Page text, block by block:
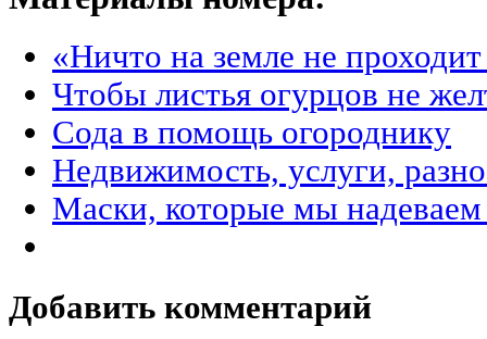
«Ничто на земле не
Чтобы листья огурцов не
Сода в помощь огороднику
Недвижимость, услуги,
Маски, которые мы надеваем
Добавить комментарий